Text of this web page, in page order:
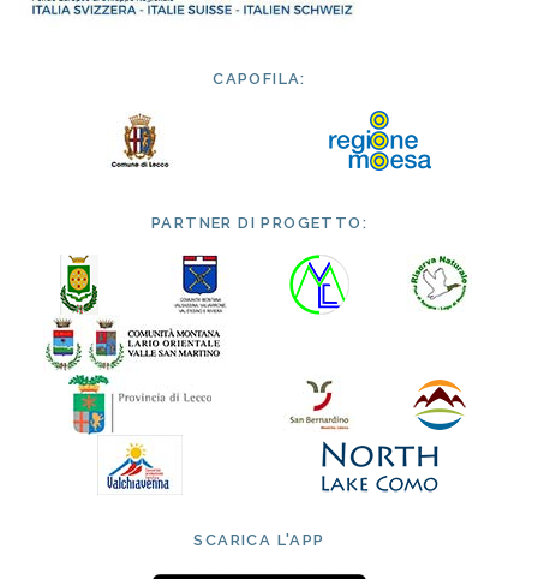
CAPOFILA:
PARTNER DI PROGETTO:
SCARICA L'APP